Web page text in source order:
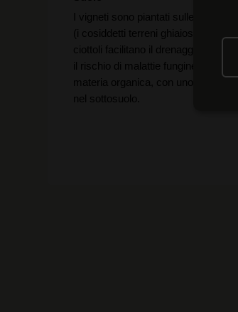
I vigneti sono piantati sulle tipiche
(i cosiddetti terreni ghiaiosi) vicino
ciottoli facilitano il drenaggio
il rischio di malattie fungine. Si tratta
materia organica, con uno strato
nel sottosuolo.